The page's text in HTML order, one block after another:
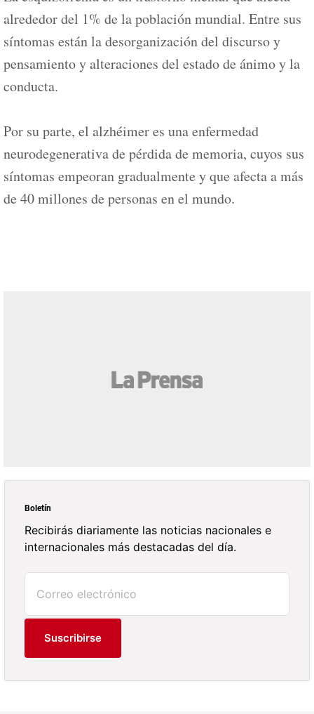
alrededor del 1% de la población mundial. Entre sus
síntomas están la desorganización del discurso y
pensamiento y alteraciones del estado de ánimo y la
conducta.
Por su parte, el alzhéimer es una enfermedad
neurodegenerativa de pérdida de memoria, cuyos sus
síntomas empeoran gradualmente y que afecta a más
de 40 millones de personas en el mundo.
Boletín
Recibirás diariamente las noticias nacionales e
internacionales más destacadas del día.
Suscribirse